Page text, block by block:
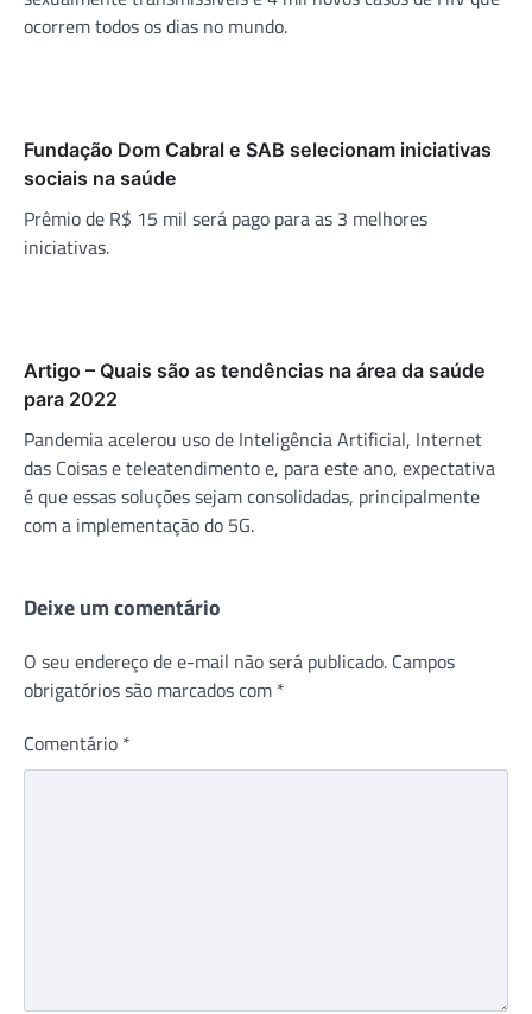
ocorrem todos os dias no mundo.
Fundação Dom Cabral e SAB selecionam iniciativas
sociais na saúde
Prêmio de R$ 15 mil será pago para as 3 melhores
iniciativas.
Artigo – Quais são as tendências na área da saúde
para 2022
Pandemia acelerou uso de Inteligência Artificial, Internet
das Coisas e teleatendimento e, para este ano, expectativa
é que essas soluções sejam consolidadas, principalmente
com a implementação do 5G.
Deixe um comentário
O seu endereço de e-mail não será publicado. Campos
obrigatórios são marcados com *
Comentário *